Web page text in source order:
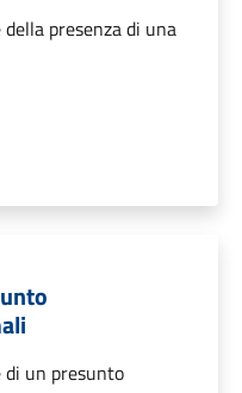
presenza di una
di un presunto